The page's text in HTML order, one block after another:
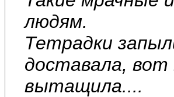
людям.
Тетрадки
доставала, вот
вытащила....